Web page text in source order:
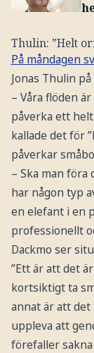
Thulin: ”Helt
På måndagen
Jonas Thulin
– Våra flöden
påverka ett
kallade det för
påverkar
– Ska man föra
har någon typ
en elefant i en
professionellt
Dackmo ser
”Ett är att det
kortsiktigt ta
annat är att
uppleva att
förefaller